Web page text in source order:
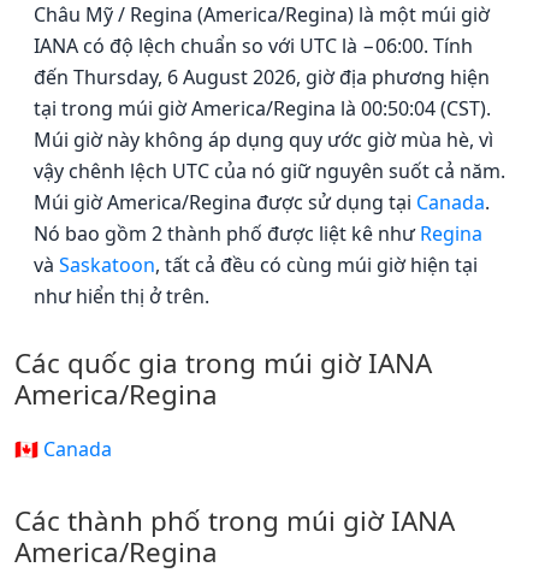
Châu Mỹ / Regina (America/Regina) là một múi giờ
IANA có độ lệch chuẩn so với UTC là −06:00. Tính
đến Thursday, 6 August 2026, giờ địa phương hiện
tại trong múi giờ America/Regina là 00:50:04 (CST).
Múi giờ này không áp dụng quy ước giờ mùa hè, vì
vậy chênh lệch UTC của nó giữ nguyên suốt cả năm.
Múi giờ America/Regina được sử dụng tại Canada.
Nó bao gồm 2 thành phố được liệt kê nhưRegina
và Saskatoon, tất cả đều có cùng múi giờ hiện tại
như hiển thị ở trên.
Các quốc gia trong múi giờ IANA
America/Regina
🇨🇦 Canada
Các thành phố trong múi giờ IANA
America/Regina